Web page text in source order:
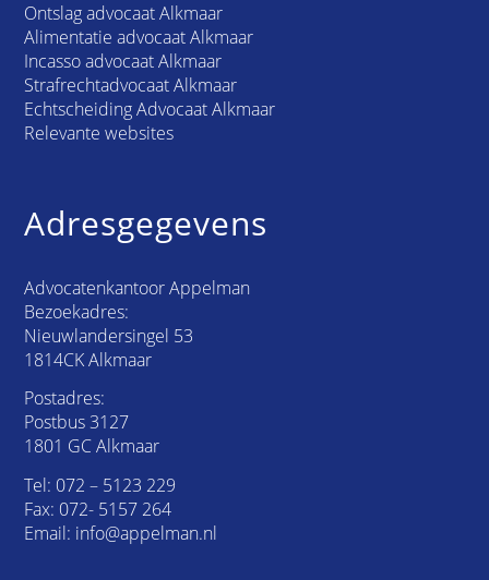
Ontslag advocaat Alkmaar
Alimentatie advocaat Alkmaar
Incasso advocaat Alkmaar
Strafrechtadvocaat Alkmaar
Echtscheiding Advocaat Alkmaar
Relevante websites
Adresgegevens
Advocatenkantoor Appelman
Bezoekadres:
Nieuwlandersingel 53
1814CK Alkmaar
Postadres:
Postbus 3127
1801 GC Alkmaar
Tel: 072 – 5123 229
Fax: 072- 5157 264
Email: info@appelman.nl